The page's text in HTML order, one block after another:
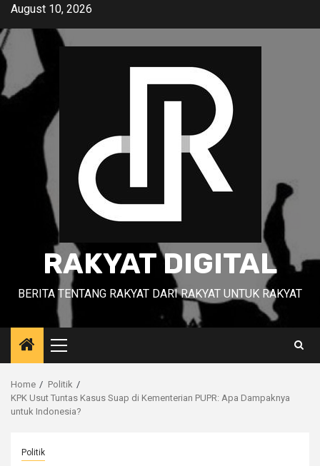
Skip
content
August 10, 2026
RAKYAT DIGITAL
BERITA TENTANG RAKYAT DARI RAKYAT UNTUK RAKYAT
Primary
Menu
Home
Politik
KPK Usut Tuntas Kasus Suap di Kementerian PUPR: Apa Dampaknya
untuk Indonesia?
Politik